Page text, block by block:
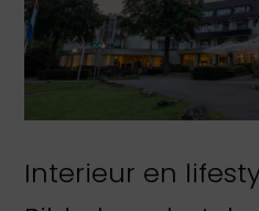
Interieur en